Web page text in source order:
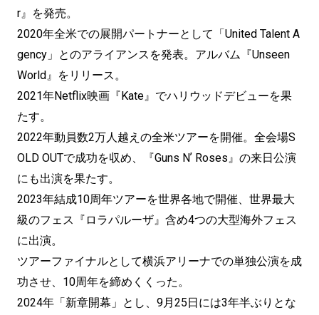
r』を発売。
2020年全米での展開パートナーとして「United Talent A
gency」とのアライアンスを発表。アルバム『Unseen
World』をリリース。
2021年Netflix映画『Kate』でハリウッドデビューを果
たす。
2022年動員数2万人越えの全米ツアーを開催。全会場S
OLD OUTで成功を収め、『Guns Nʼ Roses』の来日公演
にも出演を果たす。
2023年結成10周年ツアーを世界各地で開催、世界最大
級のフェス『ロラパルーザ』含め4つの大型海外フェス
に出演。
ツアーファイナルとして横浜アリーナでの単独公演を成
功させ、10周年を締めくくった。
2024年「新章開幕」とし、9月25日には3年半ぶりとな